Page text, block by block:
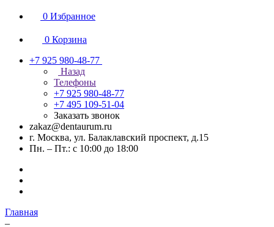
0 Избранное
0 Корзина
+7 925 980-48-77
Назад
Телефоны
+7 925 980-48-77
+7 495 109-51-04
Заказать звонок
zakaz@dentaurum.ru
г. Москва, ул. Балаклавский проспект, д.15
Пн. – Пт.: с 10:00 до 18:00
Главная
–